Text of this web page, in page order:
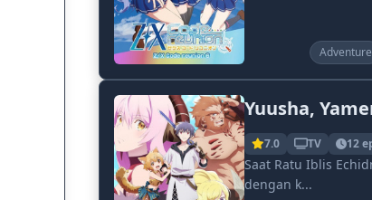
Adventure
Yuusha,
7.0 TV 12
Saat Ratu Iblis
dengan k...